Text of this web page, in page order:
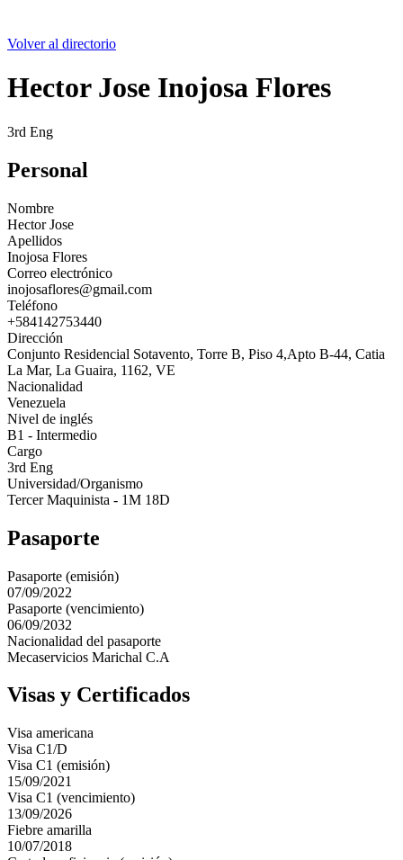
Volver al directorio
Hector Jose Inojosa Flores
3rd Eng
Personal
Nombre
Hector Jose
Apellidos
Inojosa Flores
Correo electrónico
inojosaflores@gmail.com
Teléfono
+584142753440
Dirección
Conjunto Residencial Sotavento, Torre B, Piso 4,Apto B-44, Catia
La Mar, La Guaira, 1162, VE
Nacionalidad
Venezuela
Nivel de inglés
B1 - Intermedio
Cargo
3rd Eng
Universidad/Organismo
Tercer Maquinista - 1M 18D
Pasaporte
Pasaporte (emisión)
07/09/2022
Pasaporte (vencimiento)
06/09/2032
Nacionalidad del pasaporte
Mecaservicios Marichal C.A
Visas y Certificados
Visa americana
Visa C1/D
Visa C1 (emisión)
15/09/2021
Visa C1 (vencimiento)
13/09/2026
Fiebre amarilla
10/07/2018